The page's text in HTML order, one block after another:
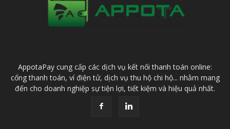
AppotaPay cung cấp các dịch vụ kết nối thanh toán online:
cổng thanh toán, ví điện tử, dịch vụ thu hộ chi hộ... nhằm mang
đến cho doanh nghiệp sự tiện lợi, tiết kiệm và hiệu quả nhất.